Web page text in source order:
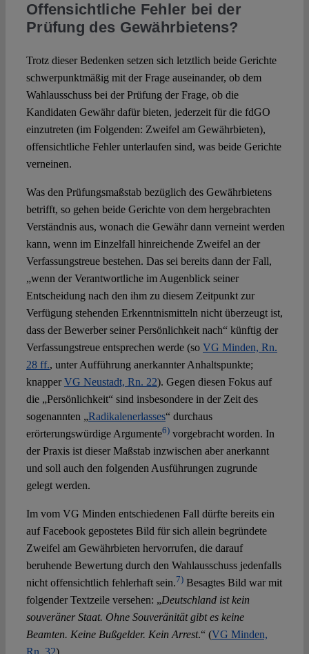
Offensichtliche Fehler bei der
Prüfung des Gewährbietens?
Trotz dieser Bedenken setzen sich letztlich beide Gerichte
schwerpunktmäßig mit der Frage auseinander, ob dem
Wahlausschuss bei der Prüfung der Frage, ob die
Kandidaten Gewähr dafür bieten, jederzeit für die fdGO
einzutreten (im Folgenden: Zweifel am Gewährbieten),
offensichtliche Fehler unterlaufen sind, was beide Gerichte
verneinen.
Was den Prüfungsmaßstab bezüglich des Gewährbietens
betrifft, so gehen beide Gerichte von dem hergebrachten
Verständnis aus, wonach die Gewähr dann verneint werden
kann, wenn im Einzelfall hinreichende Zweifel an der
Verfassungstreue bestehen. Das sei bereits dann der Fall,
„wenn der Verantwortliche im Augenblick seiner
Entscheidung nach den ihm zu diesem Zeitpunkt zur
Verfügung stehenden Erkenntnismitteln nicht überzeugt ist,
dass der Bewerber seiner Persönlichkeit nach“ künftig der
Verfassungstreue entsprechen werde (so VG Minden, Rn.
28 ff., unter Aufführung anerkannter Anhaltspunkte;
knapperVG Neustadt, Rn. 22). Gegen diesen Fokus auf
die „Persönlichkeit“ sind insbesondere in der Zeit des
sogenannten „Radikalenerlasses“ durchaus
erörterungswürdige Argumente6)vorgebracht worden. In
der Praxis ist dieser Maßstab inzwischen aber anerkannt
und soll auch den folgenden Ausführungen zugrunde
gelegt werden.
Im vom VG Minden entschiedenen Fall dürfte bereits ein
auf Facebook gepostetes Bild für sich allein begründete
Zweifel am Gewährbieten hervorrufen, die darauf
beruhende Bewertung durch den Wahlausschuss jedenfalls
nicht offensichtlich fehlerhaft sein.7)Besagtes Bild war mit
folgender Textzeile versehen: „Deutschland ist kein
souveräner Staat. Ohne Souveränität gibt es keine
Beamten. Keine Bußgelder. Kein Arrest.“ (VG Minden,